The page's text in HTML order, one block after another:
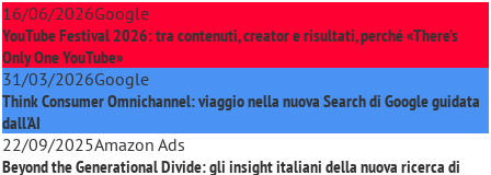
16/06/2026Google
YouTube Festival 2026: tra contenuti, creator e risultati, perché «There’s
Only One YouTube»
31/03/2026Google
Think Consumer Omnichannel: viaggio nella nuova Search di Google guidata
dall'AI
22/09/2025Amazon Ads
Beyond the Generational Divide: gli insight italiani della nuova ricerca di